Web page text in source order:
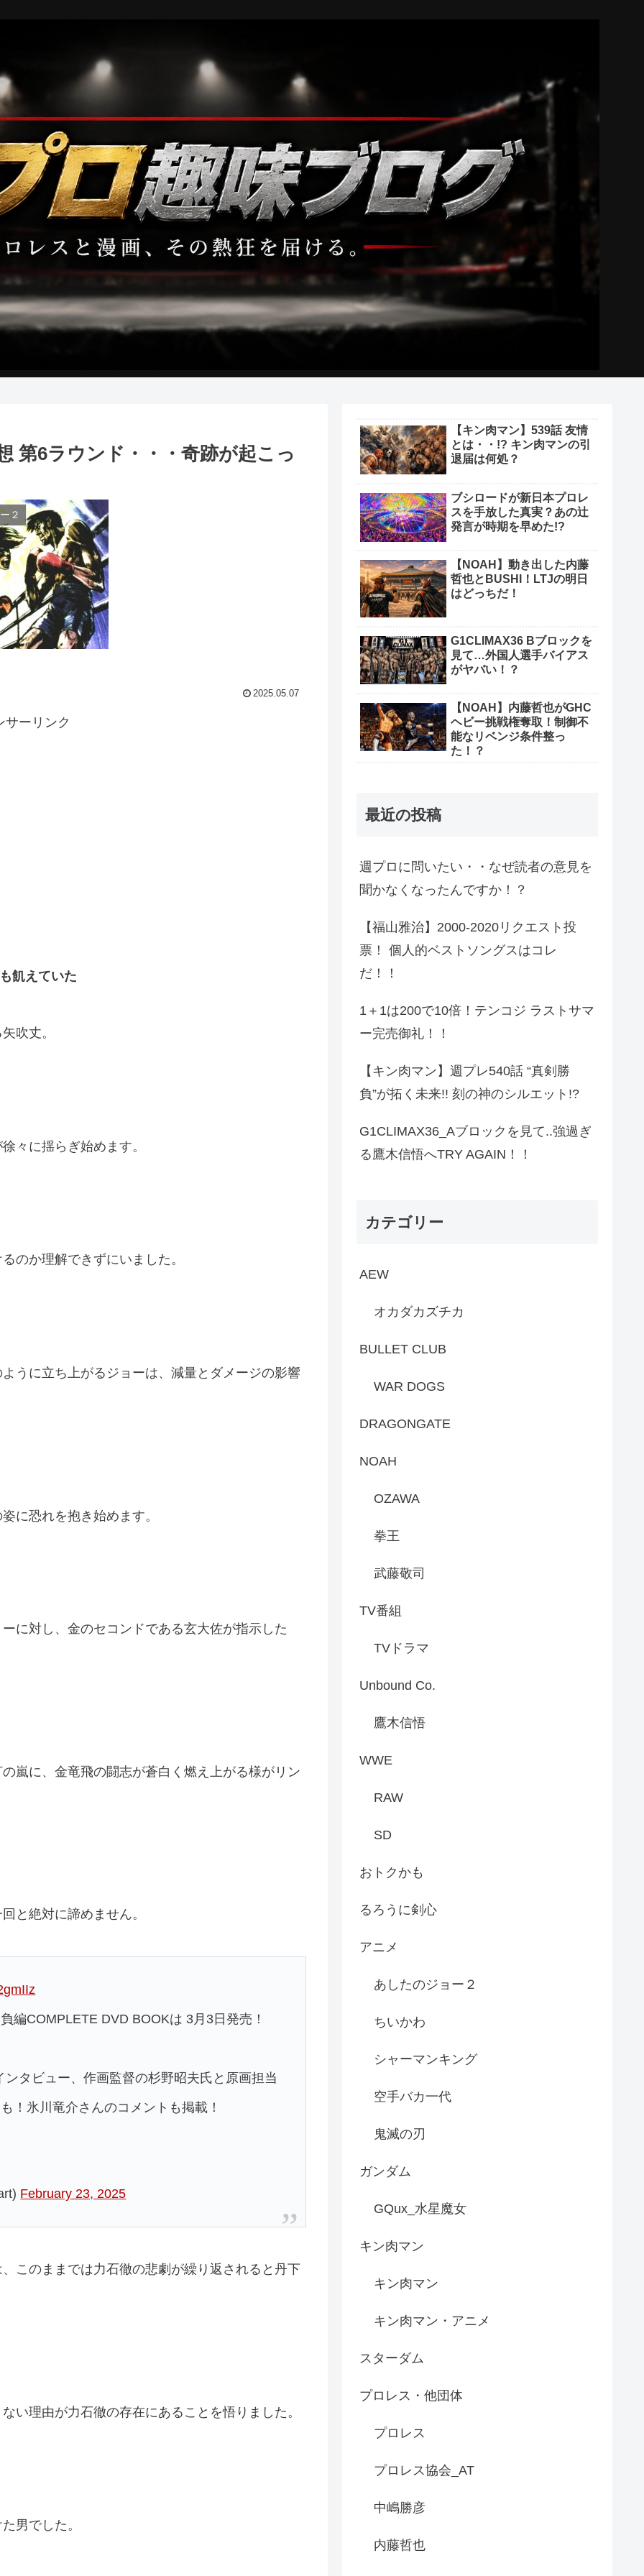
第6ラウンド・・・奇跡が起こっ
２
2025.05.07
サーリンク
飢えていた
吹丈。
々に揺らぎ始めます。
のか理解できずにいました。
うに立ち上がるジョーは、減量とダメージの影響
に恐れを抱き始めます。
に対し、金のセコンドである玄大佐が指示した
嵐に、金竜飛の闘志が蒼白く燃え上がる様がリン
と絶対に諦めません。
編COMPLETE DVD BOOKは 3月3日発売！
タビュー、作画監督の杉野昭夫氏と原画担当
！氷川竜介さんのコメントも掲載！
February 23, 2025
このままでは力石徹の悲劇が繰り返されると丹下
い理由が力石徹の存在にあることを悟りました。
男でした。
【キン肉マン】539話 友情
とは・・!? キン肉マンの引
退届は何処？
ブシロードが新日本プロレ
スを手放した真実？あの辻
発言が時期を早めた!?
【NOAH】動き出した内藤
哲也とBUSHI！LTJの明日
はどっちだ！
G1CLIMAX36 Bブロックを
見て…外国人選手バイアス
がヤバい！？
【NOAH】内藤哲也がGHC
ヘビー挑戦権奪取！制御不
能なリベンジ条件整っ
た！？
最近の投稿
週プロに問いたい・・なぜ読者の意見を
聞かなくなったんですか！？
【福山雅治】2000-2020リクエスト投
票！ 個人的ベストソングスはコレ
だ！！
1＋1は200で10倍！テンコジ ラストサマ
ー完売御礼！！
【キン肉マン】週プレ540話 “真剣勝
負”が拓く未来!! 刻の神のシルエット!?
G1CLIMAX36_Aブロックを見て..強過ぎ
る鷹木信悟へTRY AGAIN！！
カテゴリー
AEW
オカダカズチカ
BULLET CLUB
WAR DOGS
DRAGONGATE
NOAH
OZAWA
拳王
武藤敬司
TV番組
TVドラマ
Unbound Co.
鷹木信悟
WWE
RAW
SD
おトクかも
るろうに剣心
アニメ
あしたのジョー２
ちいかわ
シャーマンキング
空手バカ一代
鬼滅の刃
ガンダム
GQux_水星魔女
キン肉マン
キン肉マン
キン肉マン・アニメ
スターダム
プロレス・他団体
プロレス
プロレス協会_AT
中嶋勝彦
内藤哲也